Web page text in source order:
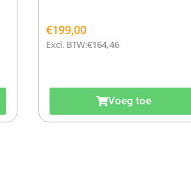
€199,00
Excl. BTW:€164,46
Voeg toe